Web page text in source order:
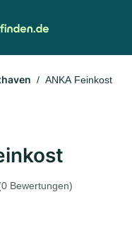
ANKA Feinkost
Bewertungen)